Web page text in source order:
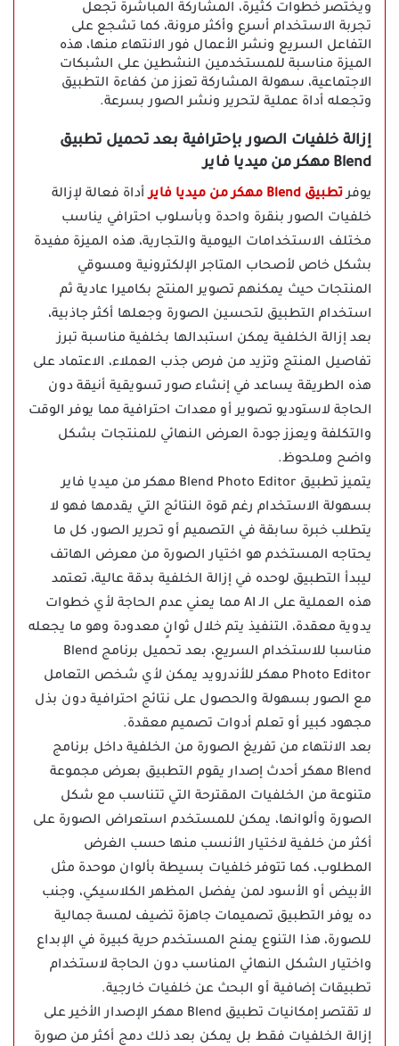
ويختصر خطوات كثيرة، المشاركة المباشرة تجعل
تجربة الاستخدام أسرع وأكثر مرونة، كما تشجع على
التفاعل السريع ونشر الأعمال فور الانتهاء منها، هذه
الميزة مناسبة للمستخدمين النشطين على الشبكات
الاجتماعية، سهولة المشاركة تعزز من كفاءة التطبيق
وتجعله أداة عملية لتحرير ونشر الصور بسرعة.
إزالة خلفيات الصور بإحترافية بعد تحميل تطبيق
Blend مهكر من ميديا فاير
يوفرتطبيق Blend مهكر من ميديا فاير
أداة فعالة لإزالة
خلفيات الصور بنقرة واحدة وبأسلوب احترافي يناسب
مختلف الاستخدامات اليومية والتجارية، هذه الميزة مفيدة
بشكل خاص لأصحاب المتاجر الإلكترونية ومسوقي
المنتجات حيث يمكنهم تصوير المنتج بكاميرا عادية ثم
استخدام التطبيق لتحسين الصورة وجعلها أكثر جاذبية،
بعد إزالة الخلفية يمكن استبدالها بخلفية مناسبة تبرز
تفاصيل المنتج وتزيد من فرص جذب العملاء، الاعتماد على
هذه الطريقة يساعد في إنشاء صور تسويقية أنيقة دون
الحاجة لاستوديو تصوير أو معدات احترافية مما يوفر الوقت
والتكلفة ويعزز جودة العرض النهائي للمنتجات بشكل
واضح وملحوظ.
يتميز تطبيق Blend Photo Editor مهكر من ميديا فاير
بسهولة الاستخدام رغم قوة النتائج التي يقدمها فهو لا
يتطلب خبرة سابقة في التصميم أو تحرير الصور، كل ما
يحتاجه المستخدم هو اختيار الصورة من معرض الهاتف
ليبدأ التطبيق لوحده في إزالة الخلفية بدقة عالية، تعتمد
هذه العملية على الـ AI مما يعني عدم الحاجة لأي خطوات
يدوية معقدة، التنفيذ يتم خلال ثوانٍ معدودة وهو ما يجعله
مناسبا للاستخدام السريع، بعد تحميل برنامج Blend
Photo Editor مهكر للأندرويد يمكن لأي شخص التعامل
مع الصور بسهولة والحصول على نتائج احترافية دون بذل
مجهود كبير أو تعلم أدوات تصميم معقدة.
بعد الانتهاء من تفريغ الصورة من الخلفية داخل برنامج
Blend مهكر أحدث إصدار يقوم التطبيق بعرض مجموعة
متنوعة من الخلفيات المقترحة التي تتناسب مع شكل
الصورة وألوانها، يمكن للمستخدم استعراض الصورة على
أكثر من خلفية لاختيار الأنسب منها حسب الغرض
المطلوب، كما تتوفر خلفيات بسيطة بألوان موحدة مثل
الأبيض أو الأسود لمن يفضل المظهر الكلاسيكي، وجنب
ده يوفر التطبيق تصميمات جاهزة تضيف لمسة جمالية
للصورة، هذا التنوع يمنح المستخدم حرية كبيرة في الإبداع
واختيار الشكل النهائي المناسب دون الحاجة لاستخدام
تطبيقات إضافية أو البحث عن خلفيات خارجية.
لا تقتصر إمكانيات تطبيق Blend مهكر الإصدار الأخير على
إزالة الخلفيات فقط بل يمكن بعد ذلك دمج أكثر من صورة